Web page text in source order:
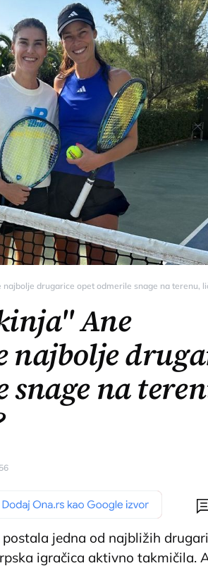
drugarice opet odmerile snage na terenu,
Ane
najbolje
na
jedna od najbližih
igračica aktivno takmičila.